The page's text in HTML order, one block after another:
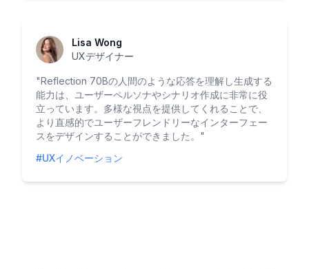
Lisa Wong
UXデザイナー
"Reflection 70Bの人間のような応答を理解し生成する
能力は、ユーザーペルソナやシナリオ作成に非常に役
立っています。多様な視点を提供してくれることで、
より直感的でユーザーフレンドリーなインターフェー
スをデザインすることができました。 "
#UXイノベーション